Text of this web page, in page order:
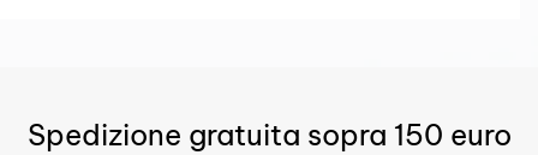
Spedizione gratuita sopra 150 euro